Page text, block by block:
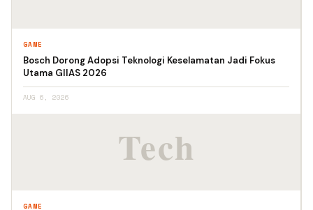
GAME
Bosch Dorong Adopsi Teknologi Keselamatan Jadi Fokus
Utama GIIAS 2026
AUG 6, 2026
GAME